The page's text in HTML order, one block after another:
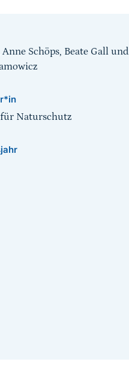
Anne Schöps, Beate Gall und
Naturschutz